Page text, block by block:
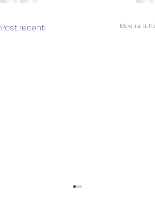
Post recenti Mostra tutti